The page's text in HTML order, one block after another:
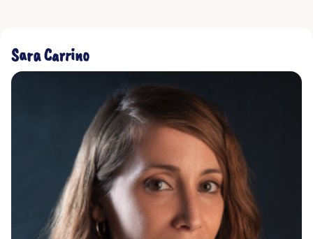
Il nostro network
La nostra comunità
Sara Carrino